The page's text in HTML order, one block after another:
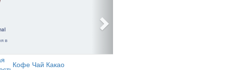
в
Кофе Чай Какао